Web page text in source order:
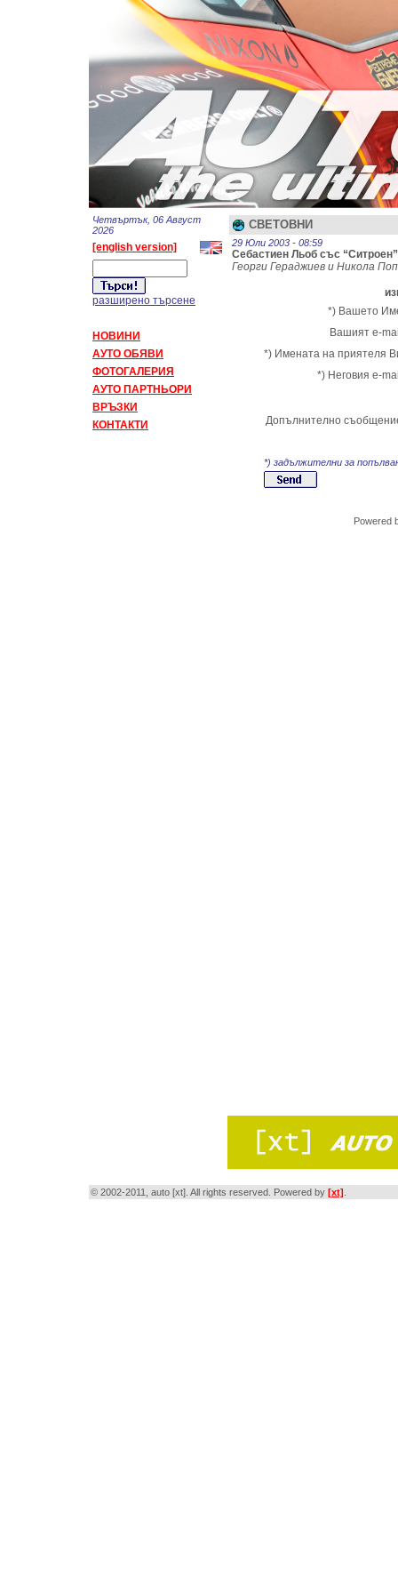
Четвъртък, 06 Август
2026
[english version]
разширено търсене
НОВИНИ
АУТО ОБЯВИ
ФОТОГАЛЕРИЯ
АУТО ПАРТНЬОРИ
ВРЪЗКИ
КОНТАКТИ
СВЕТОВНИ
29 Юли 2003 - 08:59
Себастиен Льоб със
Георги Гераджиев и Никола
*) Вашето
Вашият e-
*) Имената на приятеля
*) Неговия e-
Допълнително
*) задължителни за
Powered
© 2002-2011, auto [xt]. All rights reserved. Powered by [xt]